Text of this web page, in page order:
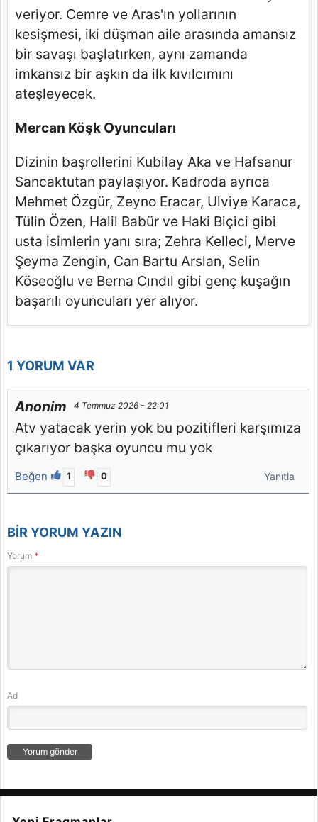
veriyor. Cemre ve Aras'ın yollarının
kesişmesi, iki düşman aile arasında amansız
bir savaşı başlatırken, aynı zamanda
imkansız bir aşkın da ilk kıvılcımını
ateşleyecek.
Mercan Köşk Oyuncuları
Dizinin başrollerini Kubilay Aka ve Hafsanur
Sancaktutan paylaşıyor. Kadroda ayrıca
Mehmet Özgür, Zeyno Eracar, Ulviye Karaca,
Tülin Özen, Halil Babür ve Haki Biçici gibi
usta isimlerin yanı sıra; Zehra Kelleci, Merve
Şeyma Zengin, Can Bartu Arslan, Selin
Köseoğlu ve Berna Cındıl gibi genç kuşağın
başarılı oyuncuları yer alıyor.
1 YORUM VAR
Anonim 4 Temmuz 2026 - 22:01
Atv yatacak yerin yok bu pozitifleri karşımıza
çıkarıyor başka oyuncu mu yok
Beğen 1 0 Yanıtla
BIR YORUM YAZIN
Yorum *
Ad